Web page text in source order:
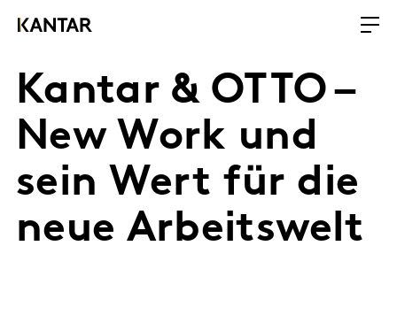
Kantar & OTTO –
New Work und
sein Wert für die
neue Arbeitswelt